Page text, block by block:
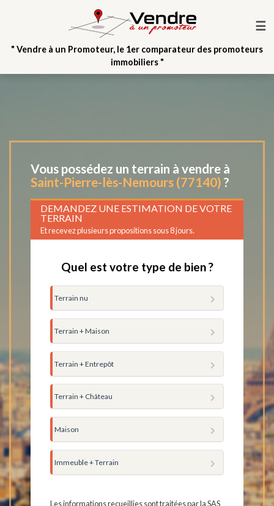
☰
" Vendre à un Promoteur, le 1er comparateur des promoteurs
immobiliers "
Vous possédez un terrain à vendre à
Saint-Pierre-lès-Nemours (77140) ?
DEMANDEZ UNE ESTIMATION DE VOTRE
TERRAIN
Et recevez plusieurs propositions sous 8 jours.
Quel est votre type de bien ?
Terrain nu
Terrain + Maison
Terrain + Entrepôt
Terrain + Château
Maison
Immeuble + Terrain
Les informations recueillies sont traitées par la SAS